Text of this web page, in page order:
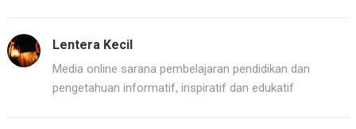
Lentera Kecil
Media online sarana pembelajaran pendidikan dan
pengetahuan informatif, inspiratif dan edukatif